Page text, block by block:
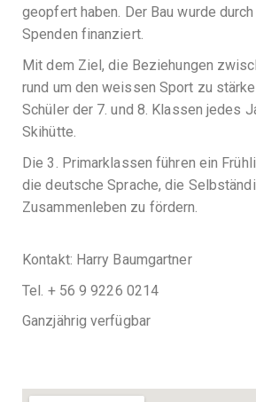
geopfert haben. Der Bau wurde
Spenden finanziert.
Mit dem Ziel, die Beziehungen
rund um den weissen Sport zu
Schüler der 7. und 8. Klassen jedes
Skihütte.
Die 3. Primarklassen führen ein
die deutsche Sprache, die
Zusammenleben zu fördern.
Kontakt: Harry Baumgartner
Tel. + 56 9 9226 0214
Ganzjährig verfügbar